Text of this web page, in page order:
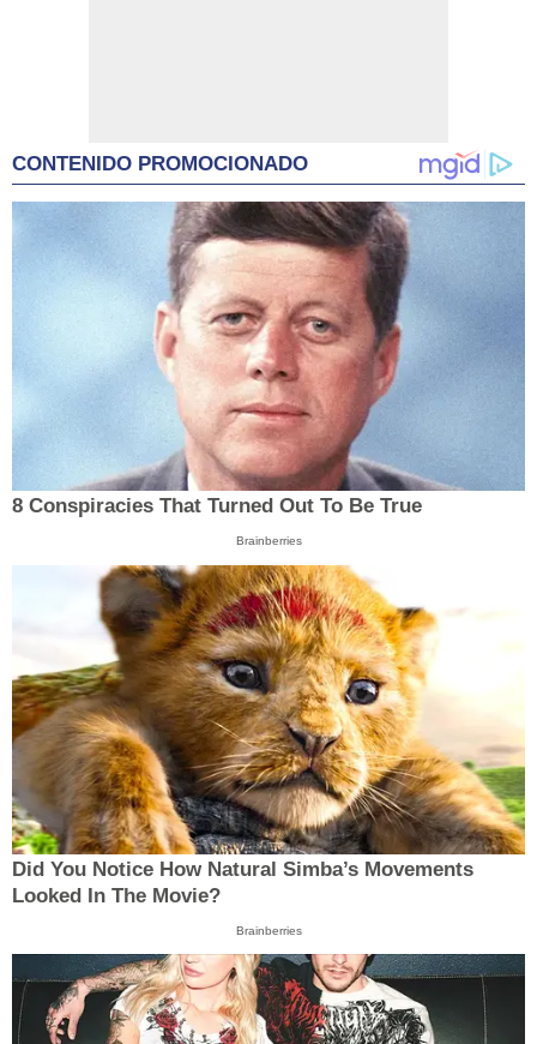
CONTENIDO PROMOCIONADO
8 Conspiracies That Turned Out To Be True
Brainberries
Did You Notice How Natural Simba’s Movements
Looked In The Movie?
Brainberries